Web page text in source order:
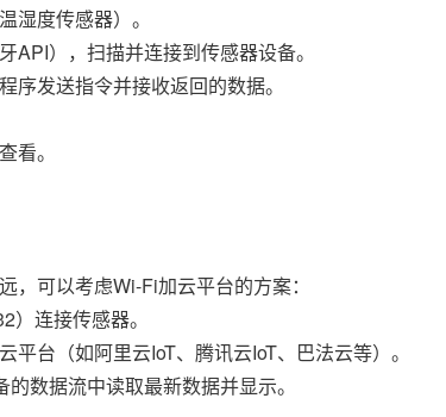
湿度传感器）。
），扫描并连接到传感器设备。
发送指令并接收返回的数据。
看。
可以考虑Wi-Fi加云平台的方案：
连接传感器。
台（如阿里云IoT、腾讯云IoT、巴法云等）。
数据流中读取最新数据并显示。